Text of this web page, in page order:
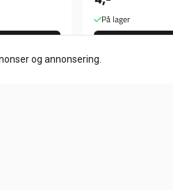
På lager
og annonsering.